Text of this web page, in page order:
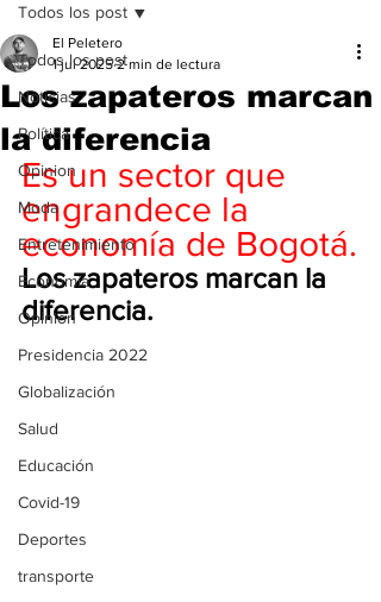
Todos los post
Noticias
Política
Opinion
Moda
Entretenimiento
Economía
Opinión
Presidencia 2022
Globalización
Salud
Educación
Covid-19
Deportes
transporte
Todos los post
Los zapateros marcan
la diferencia
El Peletero
1 jul 2025 2 min de lectura
Es un sector que
engrandece la
economía de Bogotá.
Los zapateros marcan la
diferencia.